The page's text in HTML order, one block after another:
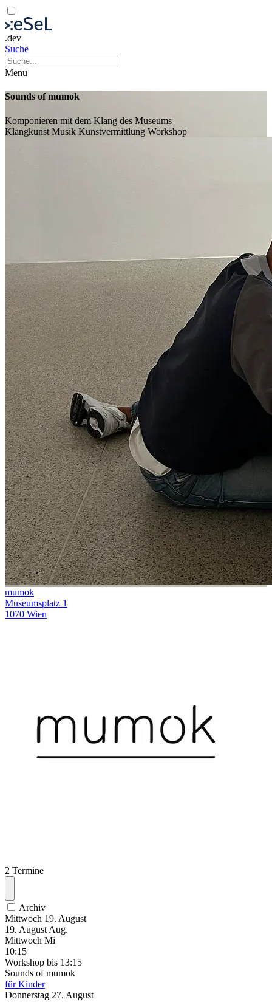
.dev
Suche
Menü
Sounds of mumok
Komponieren mit dem Klang des Museums
Klangkunst Musik Kunstvermittlung Workshop
mumok
Museumsplatz 1
1070 Wien
2 Termine
Archiv
Mittwoch 19. August
19. August Aug.
Mittwoch Mi
10:15
Workshop bis 13:15
Sounds of mumok
für Kinder
Donnerstag 27. August